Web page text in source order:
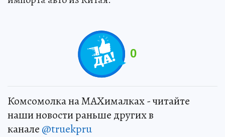
0
Комсомолка на MAXималках - читайте
наши новости раньше других в
канале @truekpru